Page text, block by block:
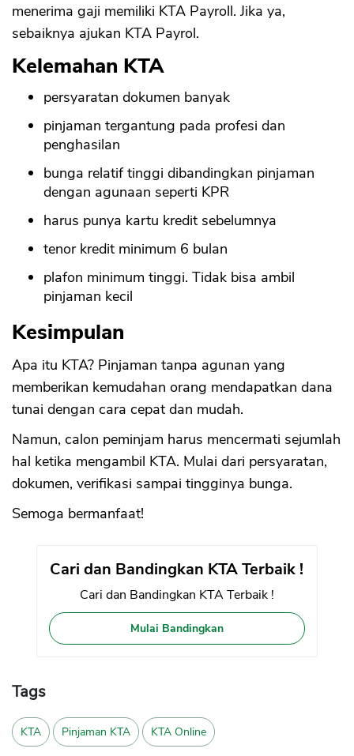
menerima gaji memiliki KTA Payroll. Jika ya,
sebaiknya ajukan KTA Payrol.
Kelemahan KTA
persyaratan dokumen banyak
pinjaman tergantung pada profesi dan
penghasilan
bunga relatif tinggi dibandingkan pinjaman
dengan agunaan seperti KPR
harus punya kartu kredit sebelumnya
tenor kredit minimum 6 bulan
plafon minimum tinggi. Tidak bisa ambil
pinjaman kecil
Kesimpulan
Apa itu KTA? Pinjaman tanpa agunan yang
memberikan kemudahan orang mendapatkan dana
tunai dengan cara cepat dan mudah.
Namun, calon peminjam harus mencermati sejumlah
hal ketika mengambil KTA. Mulai dari persyaratan,
dokumen, verifikasi sampai tingginya bunga.
Semoga bermanfaat!
Cari dan Bandingkan KTA Terbaik !
Cari dan Bandingkan KTA Terbaik !
Mulai Bandingkan
Tags
KTA Pinjaman KTA KTA Online